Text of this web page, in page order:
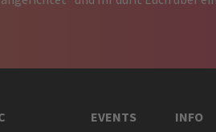
EVENTS INFO